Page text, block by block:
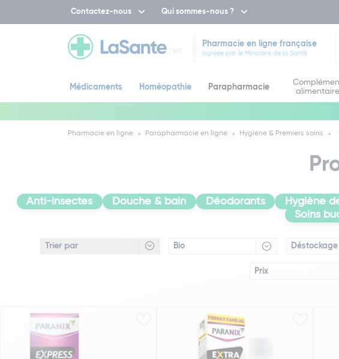
Contactez-nous Qui sommes-nous ?
Pharmacie en ligne française
agréée par le Ministère de la Santé
Médicaments Homéopathie Parapharmacie
Pharmacie en ligne Parapharmacie en ligne Hygiène & Premiers soins
Anti-insectes Douche & bain Déodorants Hygiène
Soins
Bio Déstockage
Prix